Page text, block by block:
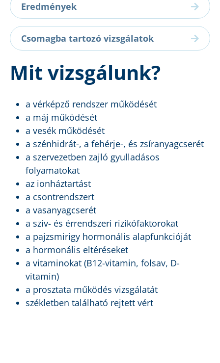
Eredmények
Csomagba tartozó vizsgálatok
Mit vizsgálunk?
a vérképző rendszer működését
a máj működését
a vesék működését
a szénhidrát-, a fehérje-, és zsíranyagcserét
a szervezetben zajló gyulladásos
folyamatokat
az ionháztartást
a csontrendszert
a vasanyagcserét
a szív- és érrendszeri rizikófaktorokat
a pajzsmirigy hormonális alapfunkcióját
a hormonális eltéréseket
a vitaminokat (B12-vitamin, folsav, D-
vitamin)
a prosztata működés vizsgálatát
székletben található rejtett vért